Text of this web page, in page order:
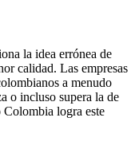
la idea errónea de
calidad. Las empresas
a menudo
o incluso supera la de
Colombia logra este